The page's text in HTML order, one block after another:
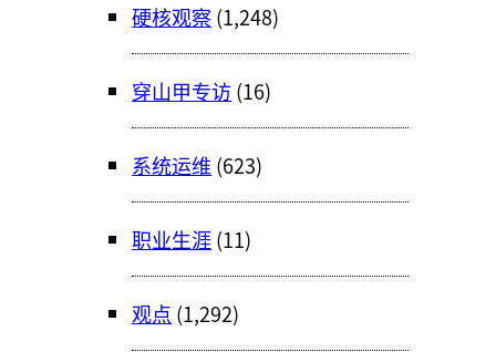
硬核观察(1,248)
穿山甲专访(16)
系统运维 (623)
职业生涯(11)
观点 (1,292)